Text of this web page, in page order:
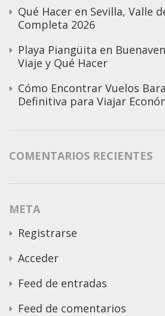
Qué Hacer en Sevilla, Valle
Completa 2026
Playa Piangüita en
Viaje y Qué Hacer
Cómo Encontrar Vuelos
Definitiva para Viajar
COMENTARIOS RECIENTES
META
Registrarse
Acceder
Feed de entradas
Feed de comentarios